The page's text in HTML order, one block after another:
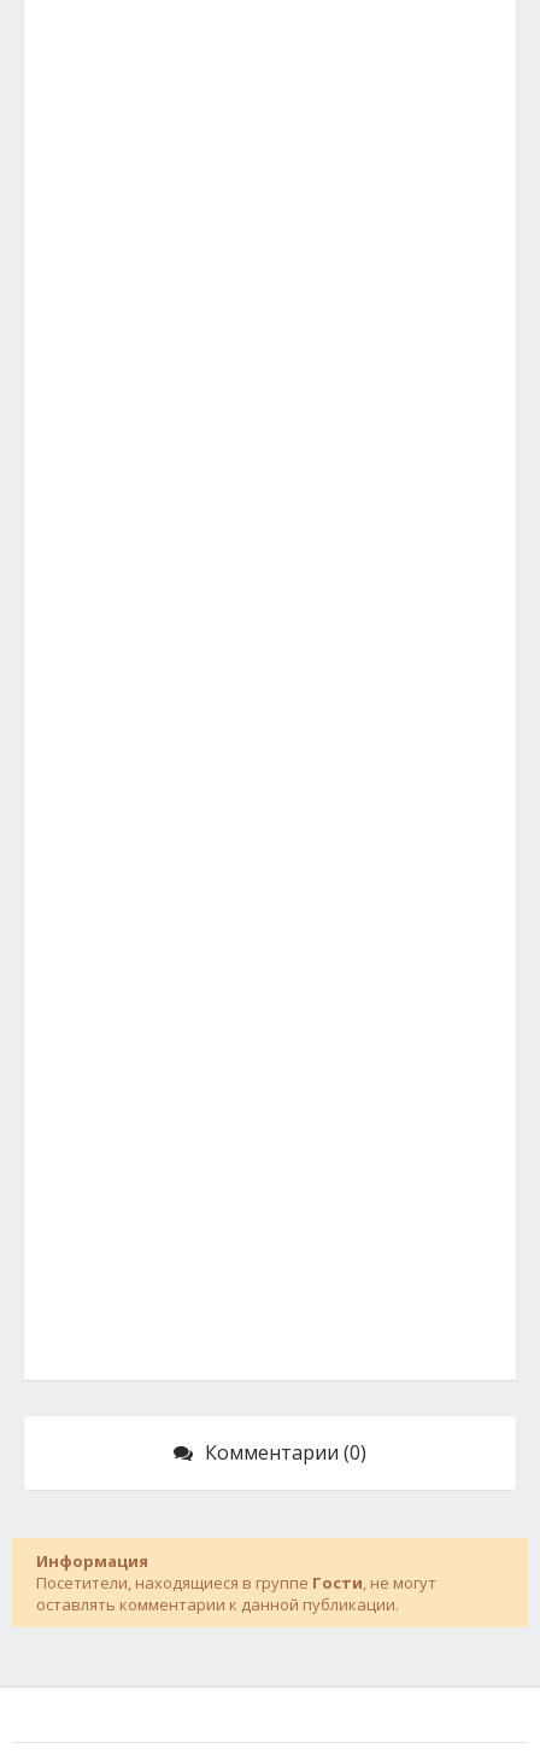
Комментарии (0)
Информация
Посетители, находящиеся в группе Гости, не могут
оставлять комментарии к данной публикации.